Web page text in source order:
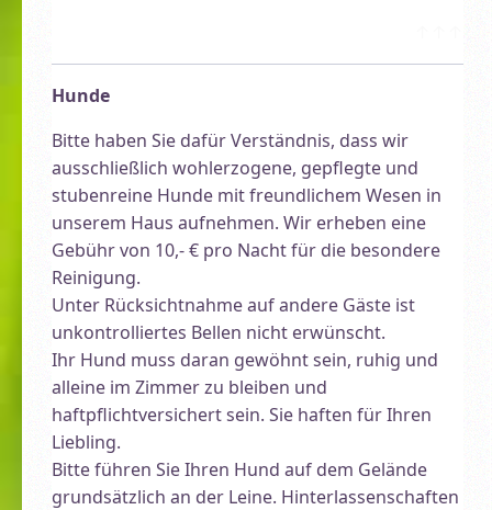
Hunde
Bitte haben Sie dafür Verständnis, dass wir
ausschließlich wohlerzogene, gepflegte und
stubenreine Hunde mit freundlichem Wesen in
unserem Haus aufnehmen. Wir erheben eine
Gebühr von 10,- € pro Nacht für die besondere
Reinigung.
Unter Rücksichtnahme auf andere Gäste ist
unkontrolliertes Bellen nicht erwünscht.
Ihr Hund muss daran gewöhnt sein, ruhig und
alleine im Zimmer zu bleiben und
haftpflichtversichert sein. Sie haften für Ihren
Liebling.
Bitte führen Sie Ihren Hund auf dem Gelände
grundsätzlich an der Leine. Hinterlassenschaften